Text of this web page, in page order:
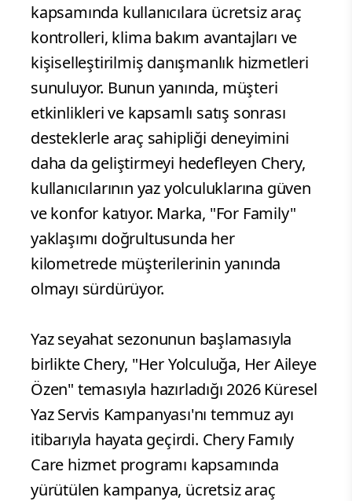
kapsamında kullanıcılara ücretsiz araç
kontrolleri, klima bakım avantajları ve
kişiselleştirilmiş danışmanlık hizmetleri
sunuluyor. Bunun yanında, müşteri
etkinlikleri ve kapsamlı satış sonrası
desteklerle araç sahipliği deneyimini
daha da geliştirmeyi hedefleyen Chery,
kullanıcılarının yaz yolculuklarına güven
ve konfor katıyor. Marka, "For Family"
yaklaşımı doğrultusunda her
kilometrede müşterilerinin yanında
olmayı sürdürüyor.
Yaz seyahat sezonunun başlamasıyla
birlikte Chery, "Her Yolculuğa, Her Aileye
Özen" temasıyla hazırladığı 2026 Küresel
Yaz Servis Kampanyası'nı temmuz ayı
itibarıyla hayata geçirdi. Chery Famıly
Care hizmet programı kapsamında
yürütülen kampanya, ücretsiz araç